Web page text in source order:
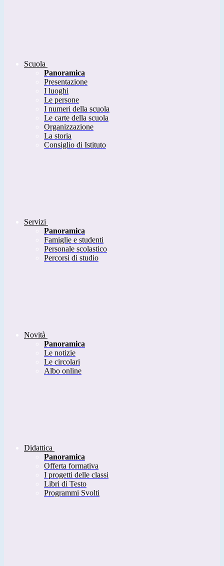
Scuola
Panoramica
Presentazione
I luoghi
Le persone
I numeri della scuola
Le carte della scuola
Organizzazione
La storia
Consiglio di Istituto
Servizi
Panoramica
Famiglie e studenti
Personale scolastico
Percorsi di studio
Novità
Panoramica
Le notizie
Le circolari
Albo online
Didattica
Panoramica
Offerta formativa
I progetti delle classi
Libri di Testo
Programmi Svolti